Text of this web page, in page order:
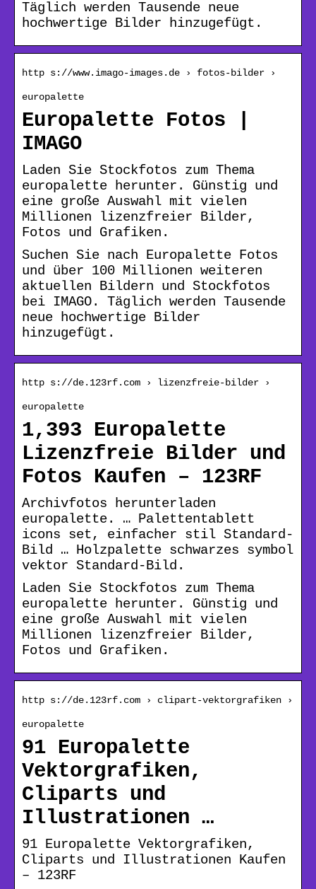
Täglich werden Tausende neue
hochwertige Bilder hinzugefügt.
http s://www.imago-images.de › fotos-bilder ›
europalette
Europalette Fotos |
IMAGO
Laden Sie Stockfotos zum Thema
europalette herunter. Günstig und
eine große Auswahl mit vielen
Millionen lizenzfreier Bilder,
Fotos und Grafiken.
Suchen Sie nach Europalette Fotos
und über 100 Millionen weiteren
aktuellen Bildern und Stockfotos
bei IMAGO. Täglich werden Tausende
neue hochwertige Bilder
hinzugefügt.
http s://de.123rf.com › lizenzfreie-bilder ›
europalette
1,393 Europalette
Lizenzfreie Bilder und
Fotos Kaufen – 123RF
Archivfotos herunterladen
europalette. … Palettentablett
icons set, einfacher stil Standard-
Bild … Holzpalette schwarzes symbol
vektor Standard-Bild.
Laden Sie Stockfotos zum Thema
europalette herunter. Günstig und
eine große Auswahl mit vielen
Millionen lizenzfreier Bilder,
Fotos und Grafiken.
http s://de.123rf.com › clipart-vektorgrafiken ›
europalette
91 Europalette
Vektorgrafiken,
Cliparts und
Illustrationen …
91 Europalette Vektorgrafiken,
Cliparts und Illustrationen Kaufen
– 123RF